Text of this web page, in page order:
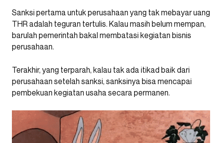
Sanksi pertama untuk perusahaan yang tak mebayar uang
THR adalah teguran tertulis. Kalau masih belum mempan,
barulah pemerintah bakal membatasi kegiatan bisnis
perusahaan.
Terakhir, yang terparah, kalau tak ada itikad baik dari
perusahaan setelah sanksi, sanksinya bisa mencapai
pembekuan kegiatan usaha secara permanen.